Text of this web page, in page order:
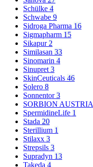
Schülke 4
Schwabe 9
Sidroga Pharma 16
Sigmapharm 15
Sikapur 2
Similasan 33
Sinomarin 4
Sinupret 3
SkinCeuticals 46
Solero 8
Sonnentor3
SORBION AUSTRIA
SpermidineLife 1
Stada 20
Sterillium 1
Stilaxx 3
Strepsils 3
Supradyn 13
Takeda 4